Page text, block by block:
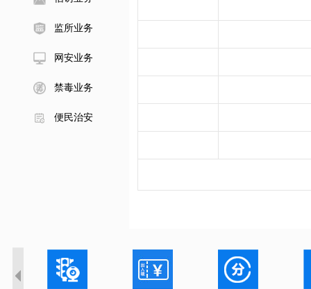
监所业务
网安业务
禁毒业务
便民治安